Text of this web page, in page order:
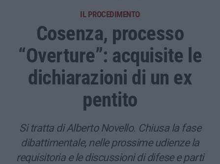
IL PROCEDIMENTO
Cosenza, processo
“Overture”: acquisite le
dichiarazioni di un ex
pentito
Si tratta di Alberto Novello. Chiusa la fase
dibattimentale, nelle prossime udienze la
requisitoria e le discussioni di difese e parti